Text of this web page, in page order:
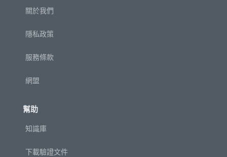
關於我們
隱私政策
服務條款
網盟
幫助
知識庫
下載驗證文件